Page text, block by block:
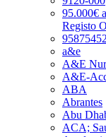
95.000€
Registo
a&e
A&E
A&E-
ABA
Abrantes
Abu
ACA;